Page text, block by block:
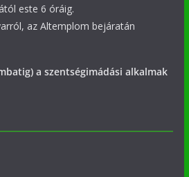
este 6 óráig.
az Altemplom bejáratán
a szentségimádási alkalmak